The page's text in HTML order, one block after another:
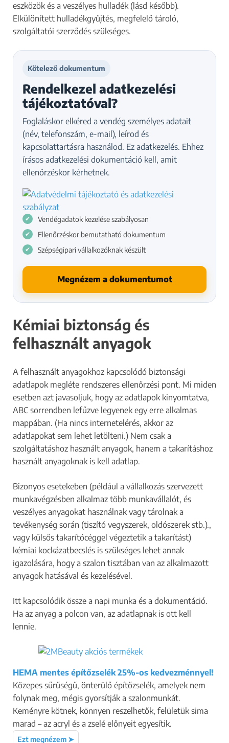
eszközök és a veszélyes hulladék (lásd később).
Elkülönített hulladékgyűjtés, megfelelő tároló,
szolgáltatói szerződés szükséges.
Kötelező dokumentum
Rendelkezel adatkezelési
tájékoztatóval?
Foglaláskor elkéred a vendég személyes adatait
(név, telefonszám, e-mail), leírod és
kapcsolattartásra használod. Ez adatkezelés. Ehhez
írásos adatkezelési dokumentáció kell, amit
ellenőrzéskor kérhetnek.
Vendégadatok kezelése szabályosan
Ellenőrzéskor bemutatható dokumentum
Szépségipari vállalkozóknak készült
Megnézem a dokumentumot
Kémiai biztonság és
felhasznált anyagok
A felhasznált anyagokhoz kapcsolódó biztonsági
adatlapok megléte rendszeres ellenőrzési pont. Mi miden
esetben azt javasoljuk, hogy az adatlapok kinyomtatva,
ABC sorrendben lefűzve legyenek egy erre alkalmas
mappában. (Ha nincs internetelérés, akkor az
adatlapokat sem lehet letölteni.) Nem csak a
szolgáltatáshoz használt anyagok, hanem a takarításhoz
használt anyagoknak is kell adatlap.
Bizonyos esetekeben (például a vállalkozás szervezett
munkavégzésben alkalmaz több munkavállalót, és
veszélyes anyagokat használnak vagy tárolnak a
tevékenység során (tiszító vegyszerek, oldószerek stb.).,
vagy külsős takarítócéggel végeztetik a takarítást)
kémiai kockázatbecslés is szükséges lehet annak
igazolására, hogy a szalon tisztában van az alkalmazott
anyagok hatásával és kezelésével.
Itt kapcsolódik össze a napi munka és a dokumentáció.
Ha az anyag a polcon van, az adatlapnak is ott kell
lennie.
HEMA mentes építőzselék 25%-os kedvezménnyel!
Közepes sűrűségű, önterülő építőzselék, amelyek nem
folynak meg, mégis gyorsítják a szalonmunkát.
Keményre kötnek, könnyen reszelhetők, felületük sima
marad – az acryl és a zselé előnyeit egyesítik.
Ezt megnézem ➤